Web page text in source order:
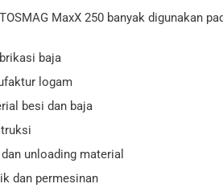
MaxX 250 banyak digunakan
baja
logam
besi dan baja
unloading material
dan permesinan